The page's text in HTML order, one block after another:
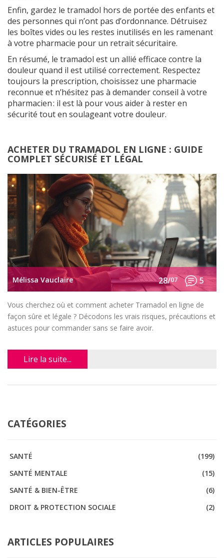
Enfin, gardez le tramadol hors de portée des enfants et
des personnes qui n’ont pas d’ordonnance. Détruisez
les boîtes vides ou les restes inutilisés en les ramenant
à votre pharmacie pour un retrait sécuritaire.
En résumé, le tramadol est un allié efficace contre la
douleur quand il est utilisé correctement. Respectez
toujours la prescription, choisissez une pharmacie
reconnue et n’hésitez pas à demander conseil à votre
pharmacien : il est là pour vous aider à rester en
sécurité tout en soulageant votre douleur.
ACHETER DU TRAMADOL EN LIGNE : GUIDE
COMPLET SÉCURISÉ ET LÉGAL
Mélissa Vauclaire 28/07 5
Vous cherchez où et comment acheter Tramadol en ligne de
façon sûre et légale ? Décodons les vrais risques, précautions et
astuces pour commander sans se faire avoir.
Lire la suite...
CATÉGORIES
SANTÉ
(199)
SANTÉ MENTALE
(15)
SANTÉ & BIEN-ÊTRE
(6)
DROIT & PROTECTION SOCIALE
(2)
ARTICLES POPULAIRES